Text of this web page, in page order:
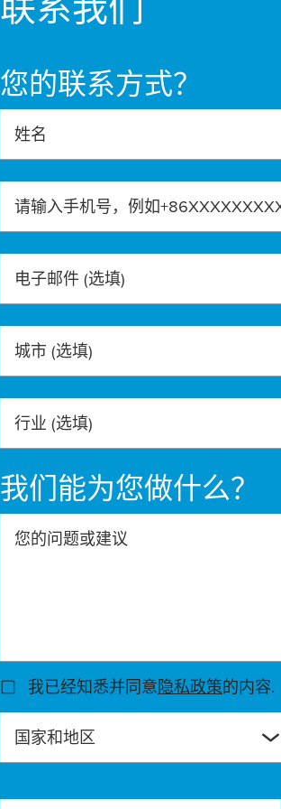
您的联系方式？
姓名
请输入手机号，例如
电子邮件 (选填)
城市 (选填)
行业 (选填)
我们能为您做什么？
您的问题或建议
我已经知悉并同意隐私政策的内容.
国家和地区